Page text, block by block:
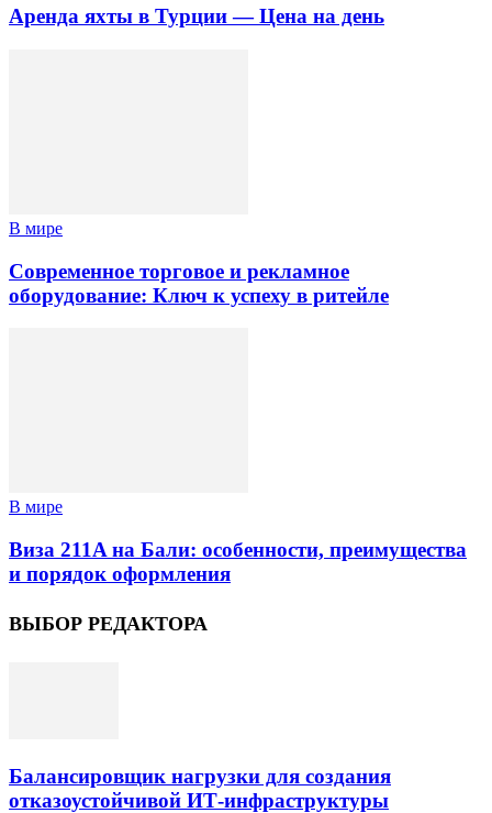
Аренда яхты в Турции — Цена на день
В мире
Современное торговое и рекламное
оборудование: Ключ к успеху в ритейле
В мире
Виза 211A на Бали: особенности, преимущества
и порядок оформления
ВЫБОР РЕДАКТОРА
Балансировщик нагрузки для создания
отказоустойчивой ИТ-инфраструктуры